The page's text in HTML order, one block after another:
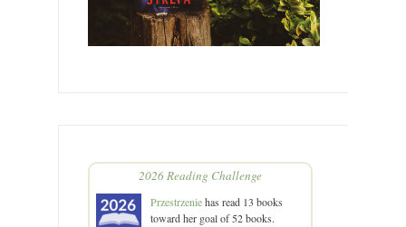
2026 Reading Challenge
Przestrzeniehas read 13 books
toward her goal of 52 books.